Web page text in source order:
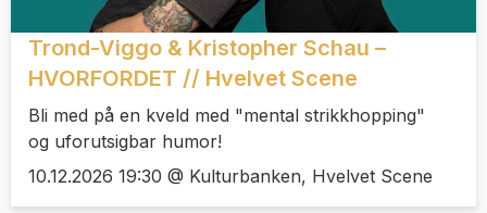
Trond-Viggo & Kristopher Schau –
HVORFORDET // Hvelvet Scene
Bli med på en kveld med "mental strikkhopping"
og uforutsigbar humor!
10.12.2026 19:30 @ Kulturbanken, Hvelvet Scene